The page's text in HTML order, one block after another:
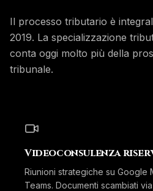
Il processo tributario è
2019. La specializzazione
conta oggi molto più della
tribunale.
Videoconsulenza
Riunioni strategiche su Google
Teams. Documenti scambiati